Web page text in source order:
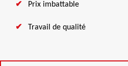
Prix imbattable
Travail de qualité